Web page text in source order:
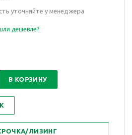
уточняйте у менеджера
дешевле?
В КОРЗИНУ
ЛИЗИНГ